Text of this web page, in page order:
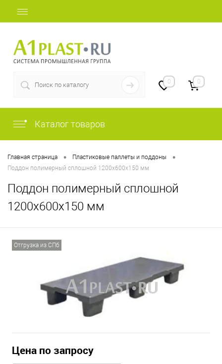
0 0
Каталог товаров
Главная страница • Пластиковые паллеты и поддоны •
Поддон полимерный сплошной 1200х600х150 мм
Поддон полимерный сплошной
1200х600х150 мм
Отгрузка из СПб
Цена по запросу